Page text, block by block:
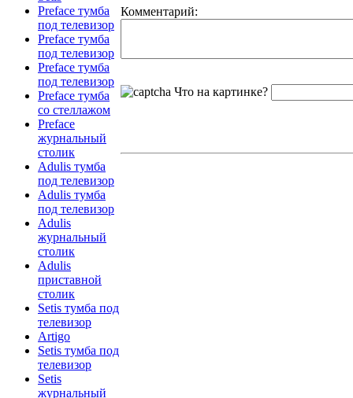
Preface тумба
под телевизор
Preface тумба
под телевизор
Preface тумба
под телевизор
Preface тумба
со стеллажом
Preface
журнальный
столик
Adulis тумба
под телевизор
Adulis тумба
под телевизор
Adulis
журнальный
столик
Adulis
приставной
столик
Setis тумба под
телевизор
Artigo
Setis тумба под
телевизор
Setis
журнальный
Комментарий:
Что на картинке?